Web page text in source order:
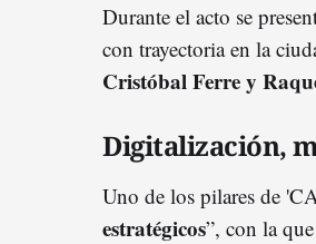
Durante el acto se
con trayectoria en la
Cristóbal Ferre y
Digitalización,
Uno de los pilares de
estratégicos”, con la